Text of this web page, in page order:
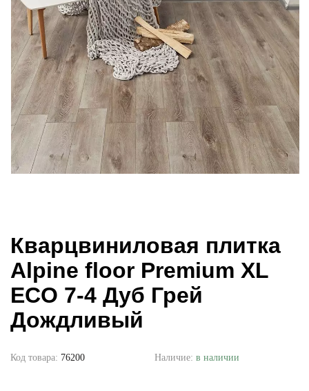
Кварцвиниловая плитка
Alpine floor Premium XL
ECO 7-4 Дуб Грей
Дождливый
Код товара: 76200 Наличие: в наличии